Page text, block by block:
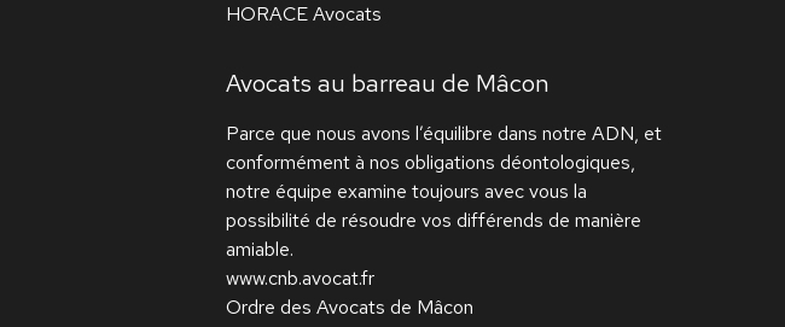
HORACE Avocats
Avocats au barreau de Mâcon
Parce que nous avons l’équilibre dans notre ADN, et
conformément à nos obligations déontologiques,
notre équipe examine toujours avec vous la
possibilité de résoudre vos différends de manière
amiable.
www.cnb.avocat.fr
Ordre des Avocats de Mâcon